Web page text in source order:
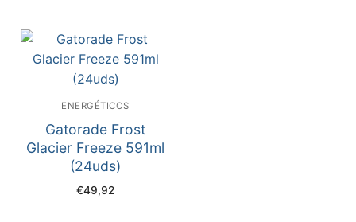
ENERGÉTICOS
Gatorade Frost
Glacier Freeze 591ml
(24uds)
€49,92